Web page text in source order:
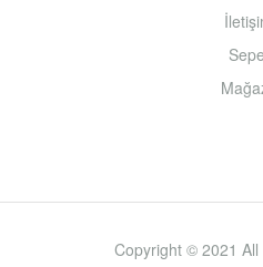
Copyright © 2021